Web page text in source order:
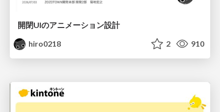
開閉UIのアニメーション設計
hiro0218
2 910